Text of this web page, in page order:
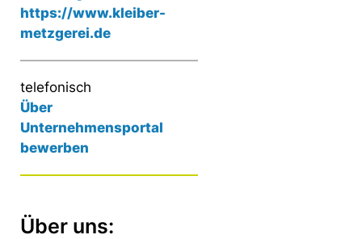
https://www.kleiber-
metzgerei.de
telefonisch
Über
Unternehmensportal
bewerben
Über uns: